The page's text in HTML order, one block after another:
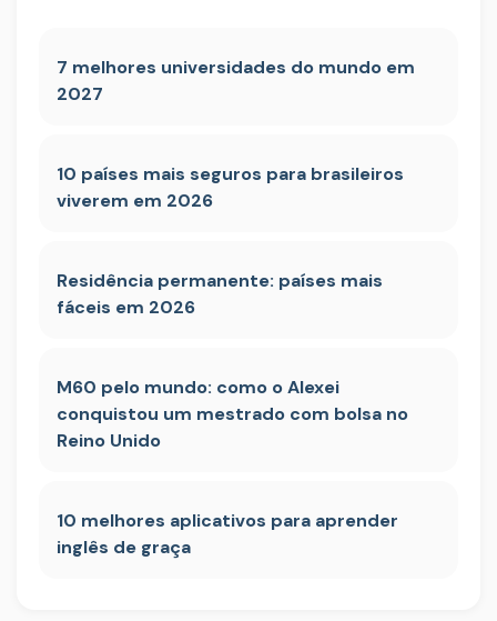
7 melhores universidades do mundo em
2027
10 países mais seguros para brasileiros
viverem em 2026
Residência permanente: países mais
fáceis em 2026
M60 pelo mundo: como o Alexei
conquistou um mestrado com bolsa no
Reino Unido
10 melhores aplicativos para aprender
inglês de graça